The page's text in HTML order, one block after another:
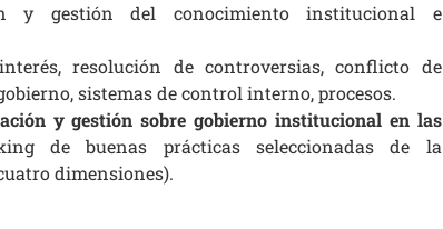
y gestión del conocimiento institucional e
resolución de controversias, conflicto de
sistemas de control interno, procesos.
y gestión sobre gobierno institucional en las
de buenas prácticas seleccionadas de la
dimensiones).